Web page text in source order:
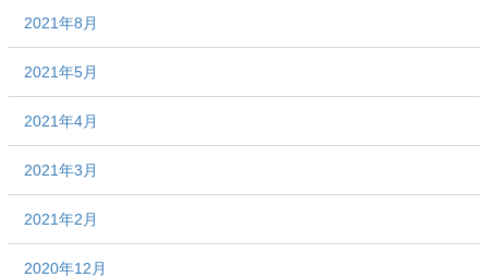
2021年8月
2021年5月
2021年4月
2021年3月
2021年2月
2020年12月